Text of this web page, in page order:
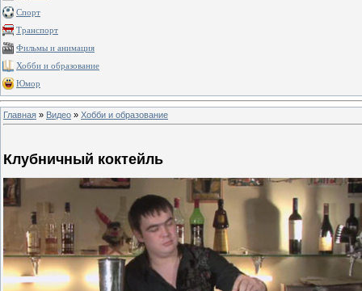
Спорт
Транспорт
Фильмы и анимация
Хобби и образование
Юмор
Главная » Видео » Хобби и образование
Клубничный коктейль